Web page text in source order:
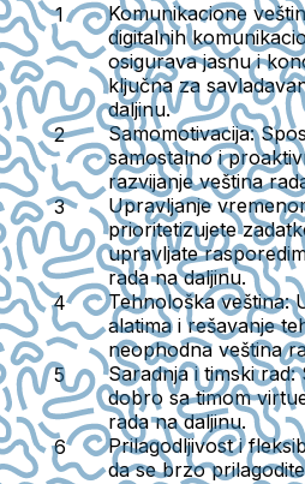
Komunikacione
digitalnih
osigurava jasnu i
ključna za
daljinu.
Samomotivacija:
samostalno i
razvijanje veština
Upravljanje
prioritetizujete
upravljate
rada na daljinu.
Tehnološka veština:
alatima i rešavanje
neophodna veština
Saradnja i timski rad:
dobro sa timom
rada na daljinu.
Prilagodljivost i
da se brzo